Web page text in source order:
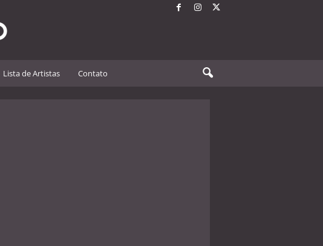
Lista de Artistas Contato